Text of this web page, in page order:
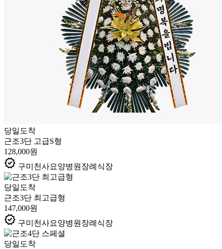
당일도착
근조3단 고급S형
128,000원
verified 구미천사요양병원장례식장
당일도착
근조3단 최고급형
147,000원
verified 구미천사요양병원장례식장
당일도착